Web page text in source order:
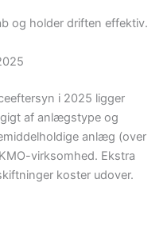
og holder driften effektiv.
i 2025 ligger
af anlægstype og
anlæg (over
virksomhed. Ekstra
koster udover.